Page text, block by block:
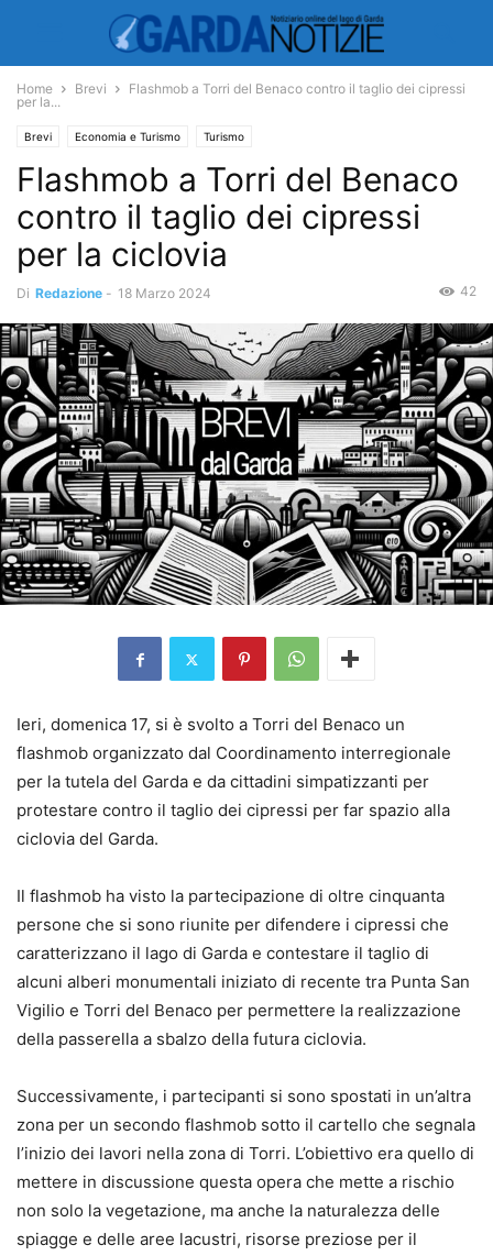
Home Brevi
Flashmob a Torri del Benaco contro il taglio dei cipressi
per la...
Brevi Economia e Turismo Turismo
Flashmob a Torri del Benaco
contro il taglio dei cipressi
per la ciclovia
Di Redazione - 18 Marzo 2024 42
Ieri, domenica 17, si è svolto a Torri del Benaco un
flashmob organizzato dal Coordinamento interregionale
per la tutela del Garda e da cittadini simpatizzanti per
protestare contro il taglio dei cipressi per far spazio alla
ciclovia del Garda.
Il flashmob ha visto la partecipazione di oltre cinquanta
persone che si sono riunite per difendere i cipressi che
caratterizzano il lago di Garda e contestare il taglio di
alcuni alberi monumentali iniziato di recente tra Punta San
Vigilio e Torri del Benaco per permettere la realizzazione
della passerella a sbalzo della futura ciclovia.
Successivamente, i partecipanti si sono spostati in un’altra
zona per un secondo flashmob sotto il cartello che segnala
l’inizio dei lavori nella zona di Torri. L’obiettivo era quello di
mettere in discussione questa opera che mette a rischio
non solo la vegetazione, ma anche la naturalezza delle
spiagge e delle aree lacustri, risorse preziose per il